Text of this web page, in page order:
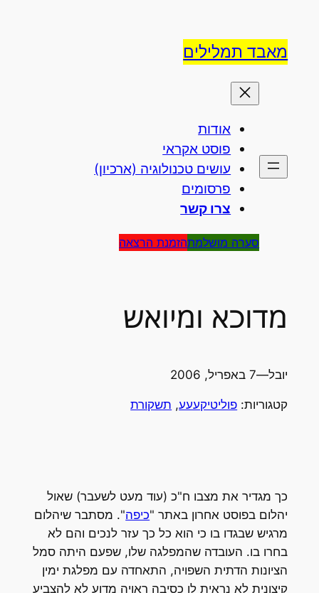
מאבד תמלילים
אודות
פוסט אקראי
עושים טכנולוגיה (ארכיון)
פרסומים
צרו קשר
סערה מושלמתהזמנת הרצאה
מדוכא ומיואש
יובל—7 באפריל, 2006
קטגוריות: פוליטיקעעע, תשקורת
כך מגדיר את מצבו ח"כ (עוד מעט לשעבר) שאול
יהלום בפוסט אחרון באתר "כיפה". מסתבר שיהלום
מרגיש שבגדו בו כי הוא כל כך עזר לנכים והם לא
בחרו בו. העובדה שהמפלגה שלו, שפעם היתה סמל
הציונות הדתית השפויה, התאחדה עם מפלגת ימין
קיצונית לא נראית לו כסיבה ראויה מדוע לא להצביע